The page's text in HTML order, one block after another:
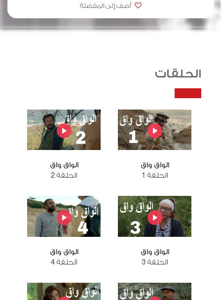
أضف إلى المفضلة
الحلقات
الواق واق
الحلقة 1
الواق واق
الحلقة 2
الواق واق
الحلقة 3
الواق واق
الحلقة 4